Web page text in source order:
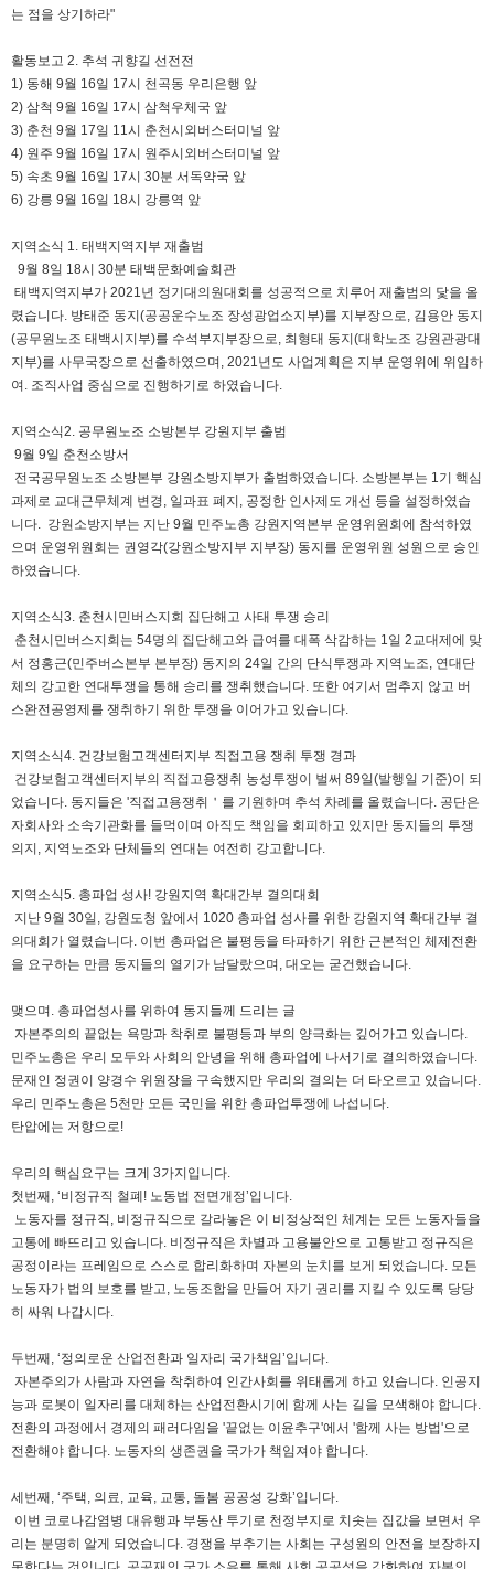
는 점을 상기하라"
활동보고 2. 추석 귀향길 선전전
1) 동해 9월 16일 17시 천곡동 우리은행 앞
2) 삼척 9월 16일 17시 삼척우체국 앞
3) 춘천 9월 17일 11시 춘천시외버스터미널 앞
4) 원주 9월 16일 17시 원주시외버스터미널 앞
5) 속초 9월 16일 17시 30분 서독약국 앞
6) 강릉 9월 16일 18시 강릉역 앞
지역소식 1. 태백지역지부 재출범
9월 8일 18시 30분 태백문화예술회관
태백지역지부가 2021년 정기대의원대회를 성공적으로 치루어 재출범의 닻을 올
렸습니다. 방태준 동지(공공운수노조 장성광업소지부)를 지부장으로, 김용안 동지
(공무원노조 태백시지부)를 수석부지부장으로, 최형태 동지(대학노조 강원관광대
지부)를 사무국장으로 선출하였으며, 2021년도 사업계획은 지부 운영위에 위임하
여. 조직사업 중심으로 진행하기로 하였습니다.
지역소식2. 공무원노조 소방본부 강원지부 출범
9월 9일 춘천소방서
전국공무원노조 소방본부 강원소방지부가 출범하였습니다. 소방본부는 1기 핵심
과제로 교대근무체계 변경, 일과표 폐지, 공정한 인사제도 개선 등을 설정하였습
니다. 강원소방지부는 지난 9월 민주노총 강원지역본부 운영위원회에 참석하였
으며 운영위원회는 권영각(강원소방지부 지부장) 동지를 운영위원 성원으로 승인
하였습니다.
지역소식3. 춘천시민버스지회 집단해고 사태 투쟁 승리
춘천시민버스지회는 54명의 집단해고와 급여를 대폭 삭감하는 1일 2교대제에 맞
서 정홍근(민주버스본부 본부장) 동지의 24일 간의 단식투쟁과 지역노조, 연대단
체의 강고한 연대투쟁을 통해 승리를 쟁취했습니다. 또한 여기서 멈추지 않고 버
스완전공영제를 쟁취하기 위한 투쟁을 이어가고 있습니다.
지역소식4. 건강보험고객센터지부 직접고용 쟁취 투쟁 경과
건강보험고객센터지부의 직접고용쟁취 농성투쟁이 벌써 89일(발행일 기준)이 되
었습니다. 동지들은 '직접고용쟁취＇를 기원하며 추석 차례를 올렸습니다. 공단은
자회사와 소속기관화를 들먹이며 아직도 책임을 회피하고 있지만 동지들의 투쟁
의지, 지역노조와 단체들의 연대는 여전히 강고합니다.
지역소식5. 총파업 성사! 강원지역 확대간부 결의대회
지난 9월 30일, 강원도청 앞에서 1020 총파업 성사를 위한 강원지역 확대간부 결
의대회가 열렸습니다. 이번 총파업은 불평등을 타파하기 위한 근본적인 체제전환
을 요구하는 만큼 동지들의 열기가 남달랐으며, 대오는 굳건했습니다.
맺으며. 총파업성사를 위하여 동지들께 드리는 글
자본주의의 끝없는 욕망과 착취로 불평등과 부의 양극화는 깊어가고 있습니다.
민주노총은 우리 모두와 사회의 안녕을 위해 총파업에 나서기로 결의하였습니다.
문재인 정권이 양경수 위원장을 구속했지만 우리의 결의는 더 타오르고 있습니다.
우리 민주노총은 5천만 모든 국민을 위한 총파업투쟁에 나섭니다.
탄압에는 저항으로!
우리의 핵심요구는 크게 3가지입니다.
첫번째, ‘비정규직 철폐! 노동법 전면개정’입니다.
노동자를 정규직, 비정규직으로 갈라놓은 이 비정상적인 체계는 모든 노동자들을
고통에 빠뜨리고 있습니다. 비정규직은 차별과 고용불안으로 고통받고 정규직은
공정이라는 프레임으로 스스로 합리화하며 자본의 눈치를 보게 되었습니다. 모든
노동자가 법의 보호를 받고, 노동조합을 만들어 자기 권리를 지킬 수 있도록 당당
히 싸워 나갑시다.
두번째, ‘정의로운 산업전환과 일자리 국가책임’입니다.
자본주의가 사람과 자연을 착취하여 인간사회를 위태롭게 하고 있습니다. 인공지
능과 로봇이 일자리를 대체하는 산업전환시기에 함께 사는 길을 모색해야 합니다.
전환의 과정에서 경제의 패러다임을 '끝없는 이윤추구'에서 '함께 사는 방법'으로
전환해야 합니다. 노동자의 생존권을 국가가 책임져야 합니다.
세번째, ‘주택, 의료, 교육, 교통, 돌봄 공공성 강화’입니다.
이번 코로나감염병 대유행과 부동산 투기로 천정부지로 치솟는 집값을 보면서 우
리는 분명히 알게 되었습니다. 경쟁을 부추기는 사회는 구성원의 안전을 보장하지